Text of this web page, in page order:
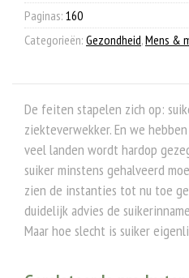
Paginas: 160
Categorieën: Gezondheid,Mens &
De feiten stapelen zich op:
ziekteverwekker. En we
veel landen wordt hardop
suiker minstens gehalveerd
zien de instanties tot nu toe
duidelijk advies de
Maar hoe slecht is suiker